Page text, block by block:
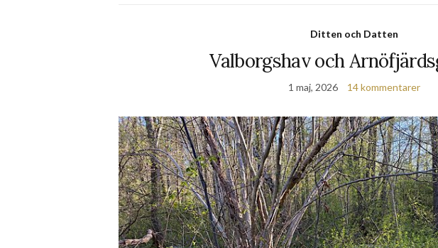
Ditten och Datten
Valborgshav och
1 maj, 2026 14 kommentarer